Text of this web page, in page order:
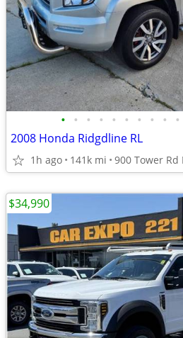
• • • • • • • • • •
2008 Honda Ridgdline RL
1h ago 141k mi 900 Tower
$34,990